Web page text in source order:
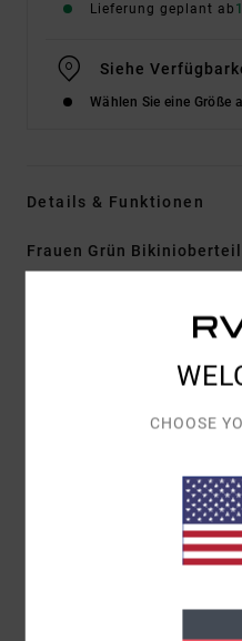
Lieferung geplant ab
Siehe
Wählen Sie eine Größe
Details & Funktionen
Frauen Grün
96 %
Verstellbare
fester
CHOOSE